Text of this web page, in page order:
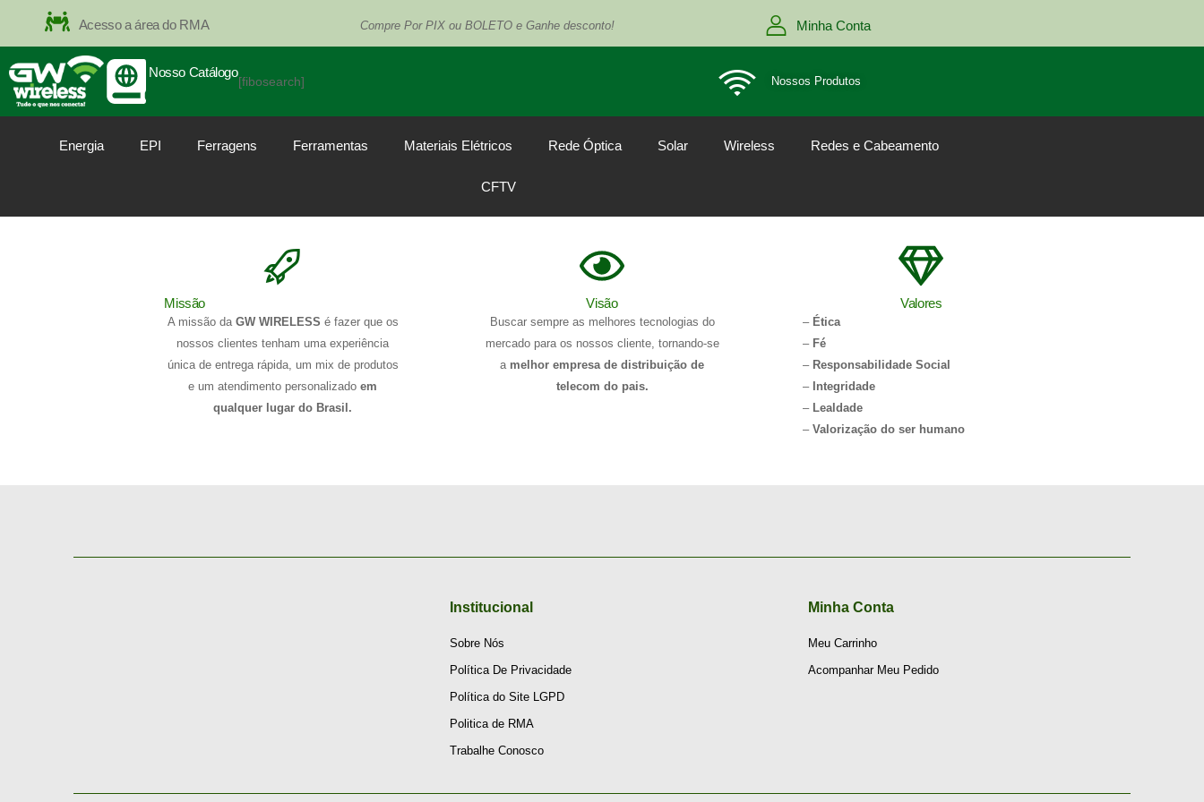
Compre Por PIX ou BOLETO e Ganhe desconto!
Acesso a área do RMA Minha Conta
Nosso Catálogo
[fibosearch] Nossos Produtos
Energia EPI Ferragens Ferramentas Materiais Elétricos Rede Óptica Solar Wireless Redes e Cabeamento
CFTV
Missão
A missão da GW WIRELESS é fazer que os
nossos clientes tenham uma experiência
única de entrega rápida, um mix de produtos
e um atendimento personalizadoem
qualquer lugar do Brasil.
Visão
Buscar sempre as melhores tecnologias do
mercado para os nossos cliente, tornando-se
a melhor empresa de distribuição de
telecom do pais.
Valores
– Ética
– Fé
– Responsabilidade Social
– Integridade
– Lealdade
– Valorização do ser humano
Institucional
Sobre Nós
Política De Privacidade
Política do Site LGPD
Politica de RMA
Trabalhe Conosco
Minha Conta
Meu Carrinho
Acompanhar Meu Pedido